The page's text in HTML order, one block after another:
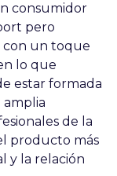
consumidor
pero
con un toque
lo que
estar formada
de la
producto más
y la relación